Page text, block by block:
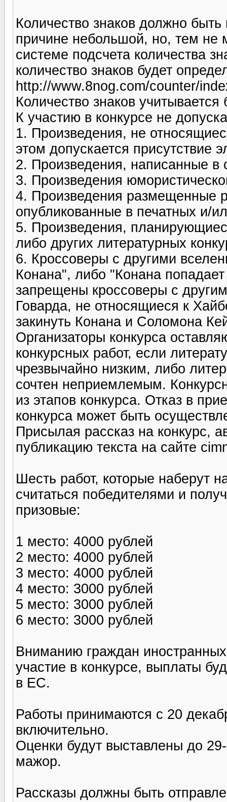
Количество знаков должно
причине небольшой, но, тем не
системе подсчета количества
количество знаков будет
http://www.8nog.com/counter/
Количество знаков учитывается
К участию в конкурсе не
1. Произведения, не
этом допускается присутствие
2. Произведения, написанные в
3. Произведения
4. Произведения размещенные
опубликованные в печатных и/
5. Произведения,
либо других литературных
6. Кроссоверы с другими
Конана", либо "Конана
запрещены кроссоверы с
Говарда, не относящиеся к
закинуть Конана и Соломона
Организаторы конкурса
конкурсных работ, если
чрезвычайно низким, либо
сочтен неприемлемым.
из этапов конкурса. Отказ в
конкурса может быть
Присылая рассказ на конкурс,
публикацию текста на сайте
Шесть работ, которые наберут
считаться победителями и
призовые:
1 место: 4000 рублей
2 место: 4000 рублей
3 место: 4000 рублей
4 место: 3000 рублей
5 место: 3000 рублей
6 место: 3000 рублей
Вниманию граждан
участие в конкурсе, выплаты
в ЕС.
Работы принимаются с 20
включительно.
Оценки будут выставлены до
мажор.
Рассказы должны быть